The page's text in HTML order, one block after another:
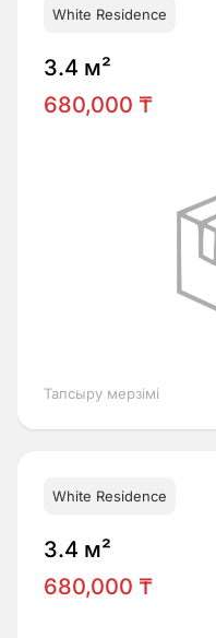
White Residence
3.4 м²
680,000 ₸
Тапсыру мерзімі
White Residence
3.4 м²
680,000 ₸